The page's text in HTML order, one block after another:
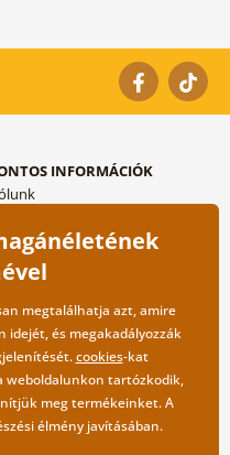
INFORMÁCIÓK
megtalálhatja azt, amire
idejét, és megakadályozzák
cookies-kat
weboldalunkon tartózkodik,
meg termékeinket. A
élmény javításában.